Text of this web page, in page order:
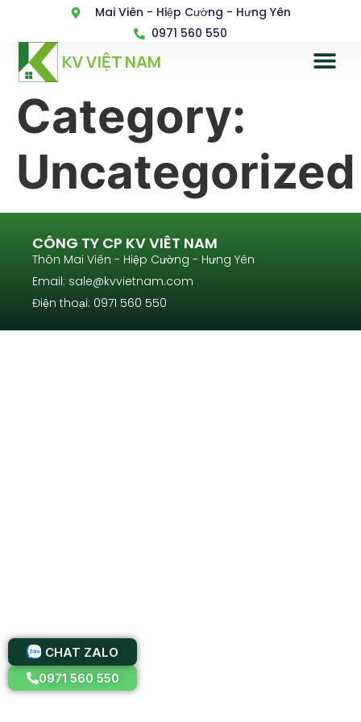
Mai Viên - Hiệp Cường - Hưng Yên
0971 560 550
KV VIỆT NAM
Category:
Uncategorized
CÔNG TY CP KV VIÊT NAM
Thôn Mai Viên - Hiệp Cường - Hưng Yên
Email: sale@kvvietnam.com
Điện thoại: 0971 560 550
0971 560 550
CHAT ZALO